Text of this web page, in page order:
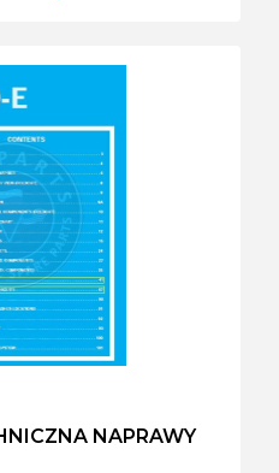
NAPRAWY